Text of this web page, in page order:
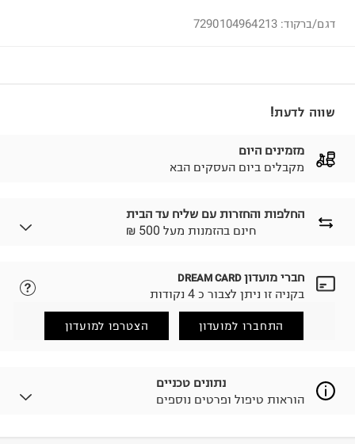
דגם/ברקוד: 7290104964213
שווה לדעת!
מזמינים היום
מקבלים ביום העסקים הבא
החלפות והחזרות עם שליח עד הבית
₪ חינם בהזמנות מעל 500
לבחירת בשיטת המשלוח המתאימה לכם,
הזמנתם והתחרטתם?
(במקום ב-19.9 ₪) לזמן מוגבל! חינם בהזמנות מעל 500 ₪.
למידע נא ללחוץ כאן
.
לפני החזרת החבילה, חשוב להדביק את מדבקת הגוביינא על
פריטים שבירים יש להחזיר עם שליח דרך ממשק ההחזרות
חברי מועדון DREAM CARD
בקניה זו ניתן לצבור כ 4 נקודות
התחברו למועדון הצטרפו למועדון
נתונים טכניים
הוראות טיפול ופרטים נוספים